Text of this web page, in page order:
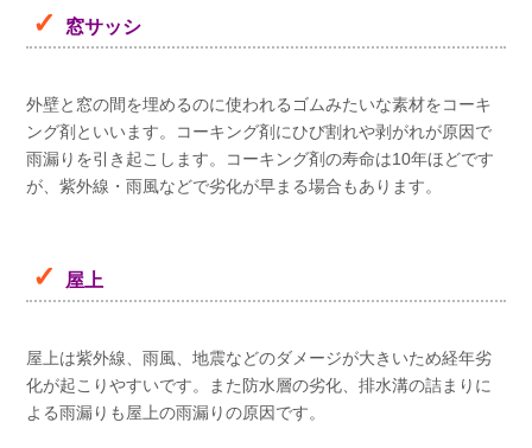
窓サッシ
外壁と窓の間を埋めるのに使われるゴムみたいな素材をコーキ
ング剤といいます。コーキング剤にひび割れや剥がれが原因で
雨漏りを引き起こします。コーキング剤の寿命は10年ほどです
が、紫外線・雨風などで劣化が早まる場合もあります。
屋上
屋上は紫外線、雨風、地震などのダメージが大きいため経年劣
化が起こりやすいです。また防水層の劣化、排水溝の詰まりに
よる雨漏りも屋上の雨漏りの原因です。